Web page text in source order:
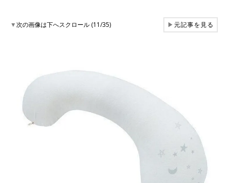
▼次の画像は下へスクロール (11/35) ▶元記事を見る